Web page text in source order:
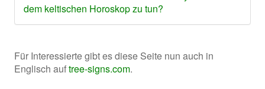
dem keltischen Horoskop zu tun?
Für Interessierte gibt es diese Seite nun auch in
Englisch auftree-signs.com.